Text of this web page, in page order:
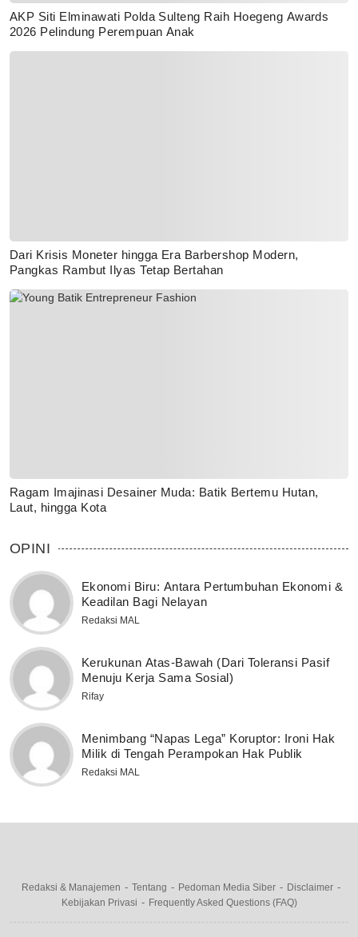
AKP Siti Elminawati Polda Sulteng Raih Hoegeng Awards
2026 Pelindung Perempuan Anak
Dari Krisis Moneter hingga Era Barbershop Modern,
Pangkas Rambut Ilyas Tetap Bertahan
Ragam Imajinasi Desainer Muda: Batik Bertemu Hutan,
Laut, hingga Kota
OPINI
Ekonomi Biru: Antara Pertumbuhan Ekonomi &
Keadilan Bagi Nelayan
Redaksi MAL
Kerukunan Atas-Bawah (Dari Toleransi Pasif
Menuju Kerja Sama Sosial)
Rifay
Menimbang “Napas Lega” Koruptor: Ironi Hak
Milik di Tengah Perampokan Hak Publik
Redaksi MAL
Redaksi & Manajemen Tentang Pedoman Media Siber
Disclaimer
Kebijakan Privasi
Frequently Asked Questions (FAQ)